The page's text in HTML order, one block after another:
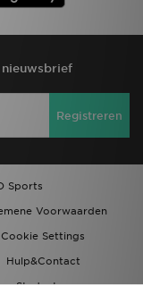
Registreren
Sports
Voorwaarden
Cookie Settings
Hulp&Contact
Studenten